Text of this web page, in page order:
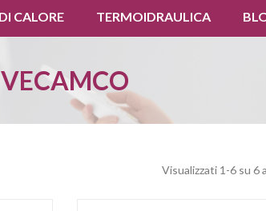
CALORE TERMOIDRAULICA
VECAMCO
Visualizzati 1-6 su 6